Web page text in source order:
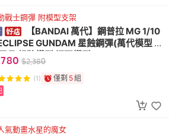
戰士鋼彈 附模型支架
【BANDAI 萬代】鋼普拉 MG 1/10
GUNDAM 星蝕鋼彈(萬代模型 模
具 組裝模型 鋼彈模型)
$2,380
(1) 僅剩 5組
氣動畫水星的魔女